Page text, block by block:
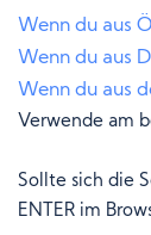
Wenn du aus
Wenn du aus
Wenn du aus
Verwende am
Sollte sich die
ENTER im